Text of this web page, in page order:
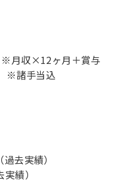
※月収×12ヶ月＋賞与
※諸手当込
去実績）
績）